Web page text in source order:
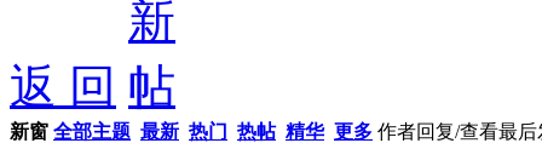
返 回
新窗 全部主题 最新 热门 热帖 精华 更多 作者回复/查看最后